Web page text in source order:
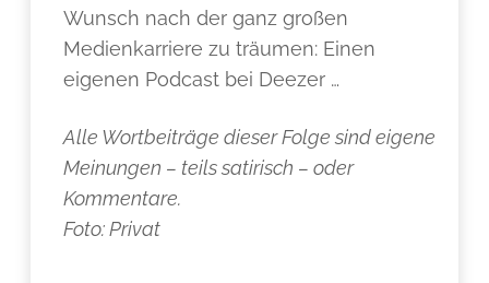
Wunsch nach der ganz großen
Medienkarriere zu träumen: Einen
eigenen Podcast bei Deezer …
Alle Wortbeiträge dieser Folge sind eigene
Meinungen – teils satirisch – oder
Kommentare.
Foto: Privat